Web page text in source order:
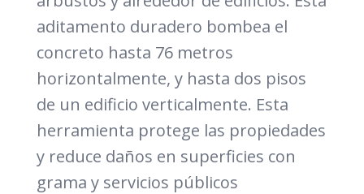
aditamento duradero bombea el
concreto hasta 76 metros
horizontalmente, y hasta dos pisos
de un edificio verticalmente. Esta
herramienta protege las propiedades
y reduce daños en superficies con
grama y servicios públicos